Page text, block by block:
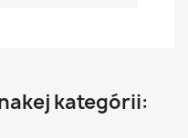
kategórii: